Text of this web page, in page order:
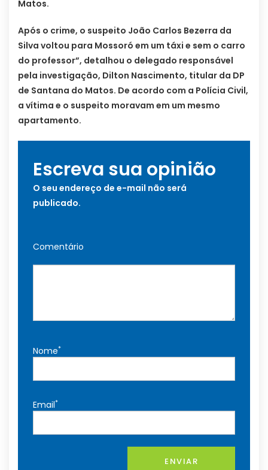
Matos.
Após o crime, o suspeito João Carlos Bezerra da
Silva voltou para Mossoró em um táxi e sem o carro
do professor”, detalhou o delegado responsável
pela investigação, Dilton Nascimento, titular da DP
de Santana do Matos. De acordo com a Polícia Civil,
a vítima e o suspeito moravam em um mesmo
apartamento.
Escreva sua opinião
O seu endereço de e-mail não será
publicado.
Comentário
Nome*
Email*
ENVIAR